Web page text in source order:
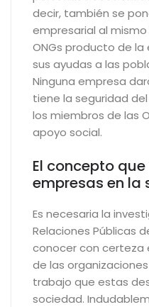
decir, también se
empresarial al
ONGs producto de
sus ayudas a las
Ninguna empresa
tiene la seguridad
los miembros de las
apoyo social.
El concepto
empresas en la
Es necesaria la
Relaciones Públicas
conocer con certeza
de las
trabajo que estas
sociedad.